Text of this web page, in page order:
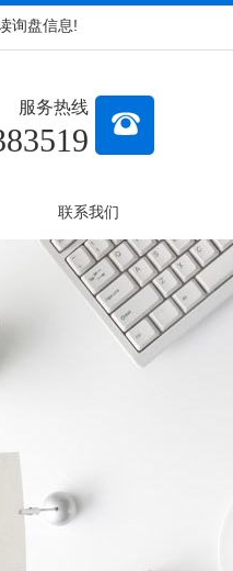
询盘信息!
服务热线
联系我们